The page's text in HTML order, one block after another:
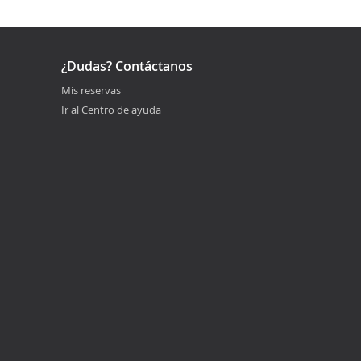
¿Dudas? Contáctanos
Mis reservas
Ir al Centro de ayuda